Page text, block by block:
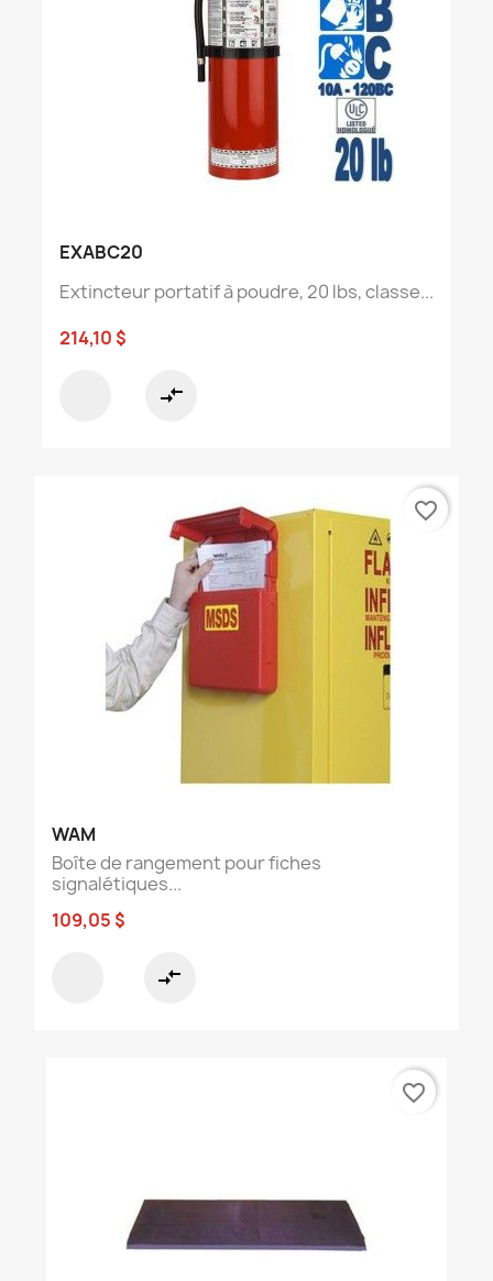
EXABC20
Extincteur portatif à poudre, 20 lbs, classe...
214,10 $
compare_arrows
WAM
Boîte de rangement pour fiches
signalétiques...
109,05 $
compare_arrows
favorite_border
favorite_border